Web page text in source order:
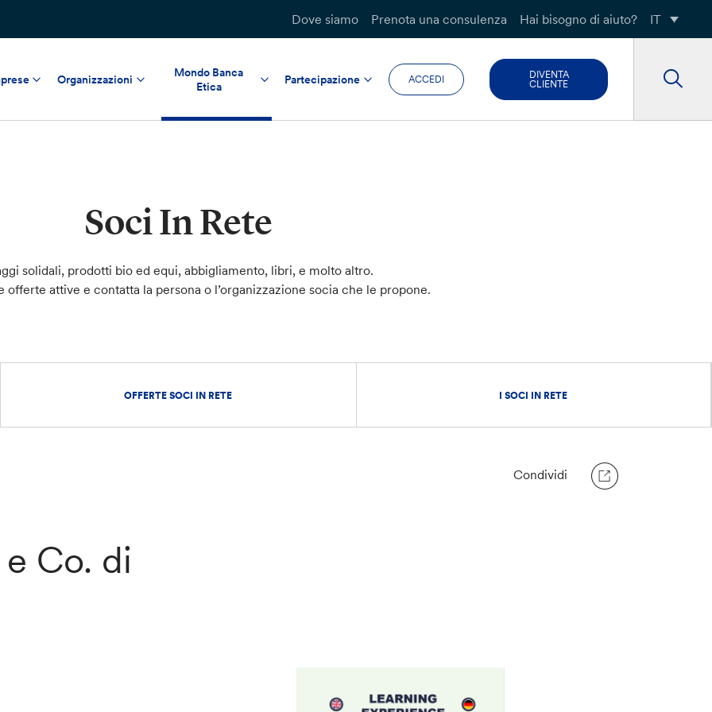
Dove siamo Prenota una consulenza Hai bisogno di aiuto? IT
Organizzazioni
Mondo Banca
Etica
Partecipazione ACCEDI
DIVENTA
CLIENTE
Soci In Rete
solidali, prodotti bio ed equi, abbigliamento, libri, e molto altro.
offerte attive e contatta la persona o l’organizzazione socia che le propone.
OFFERTE SOCI IN RETE I SOCI IN RETE
Condividi
Co. di